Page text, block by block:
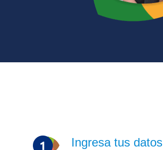
Ingresa tus datos